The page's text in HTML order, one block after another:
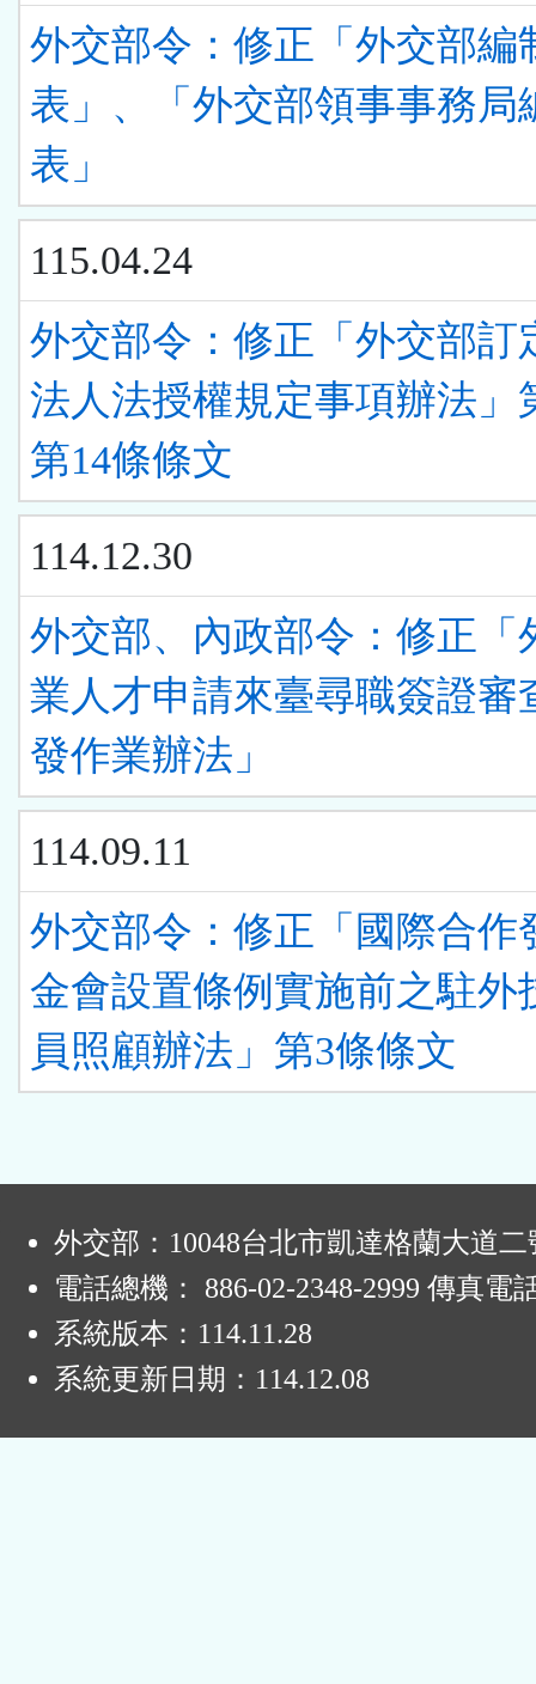
單)
外交部令：修正「外交部編
表」、「外交部領事事務局
表」
115.04.24
外交部令：修正「外交部訂
法人法授權規定事項辦法」
第14條條文
114.12.30
外交部、內政部令：修正「
業人才申請來臺尋職簽證審
發作業辦法」
114.09.11
外交部令：修正「國際合作
金會設置條例實施前之駐外
員照顧辦法」第3條條文
外交部：10048台北市凱達格蘭大道二
電話總機： 886-02-2348-2999 傳真電
系統版本： 114.11.28
系統更新日期： 114.12.08